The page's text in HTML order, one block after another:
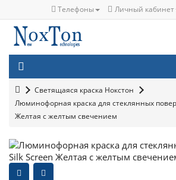
Телефоны Личный кабинет
Светящаяся краска Нокстон
Люминофорная краска для стеклянных
Желтая с желтым свечением